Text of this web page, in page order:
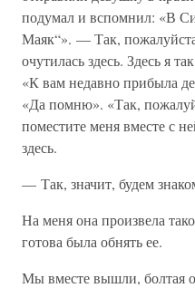
подумал и вспомнил: «В
Маяк“». — Так,
очутилась здесь. Здесь я
«К вам недавно прибыла
«Да помню». «Так,
поместите меня вместе с
здесь.
— Так, значит, будем
На меня она произвела
готова была обнять ее.
Мы вместе вышли, болтая